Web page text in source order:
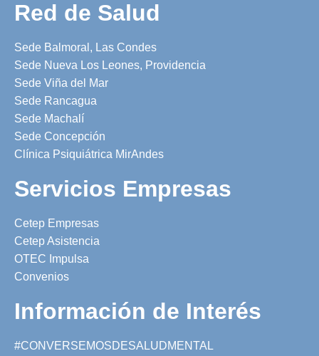
Red de Salud
Sede Balmoral, Las Condes
Sede Nueva Los Leones, Providencia
Sede Viña del Mar
Sede Rancagua
Sede Machalí
Sede Concepción
Clínica Psiquiátrica MirAndes
Servicios Empresas
Cetep Empresas
Cetep Asistencia
OTEC Impulsa
Convenios
Información de Interés
#CONVERSEMOSDESALUDMENTAL